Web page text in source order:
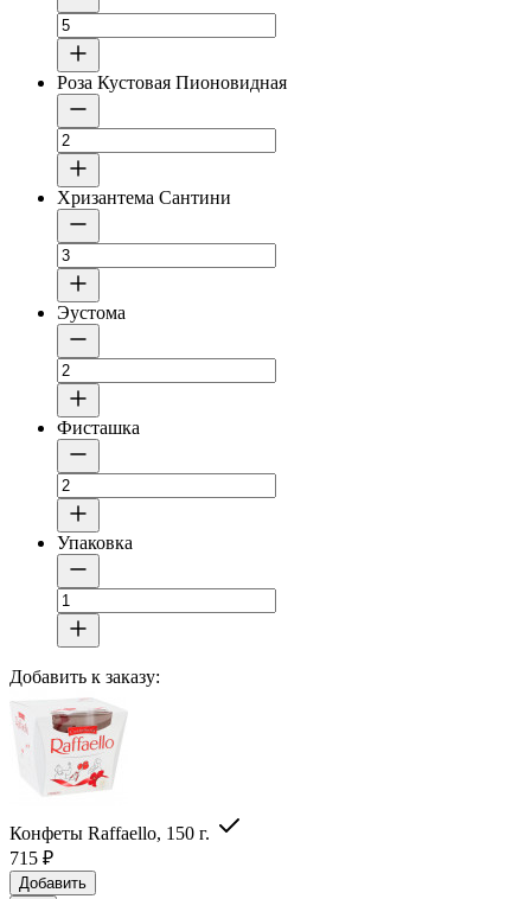
Роза Кустовая Пионовидная
Хризантема Сантини
Эустома
Фисташка
Упаковка
Добавить к заказу:
Конфеты Raffaello, 150 г.
715 ₽
Добавить